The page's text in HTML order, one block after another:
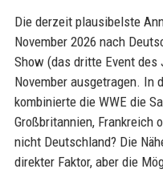
Die derzeit plausibelste
November 2026 nach
Show (das dritte Event
November ausgetragen. In
kombinierte die WWE die
Großbritannien, Frankreich
nicht Deutschland? Die
direkter Faktor, aber die